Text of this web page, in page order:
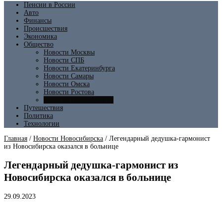
Пенсии в России
Авто
Финансы
Происшествия
Экономика
Общество
Новости Москвы
Новости СПБ
Новости Екатеринбурга
Новости Самары
Новости Омска
Новости Ростова
Путешествия
Политика
Технологии
Главная / Новости Новосибирска / Легендарный дедушка-гармонист
из Новосибирска оказался в больнице
Легендарный дедушка-гармонист из
Новосибирска оказался в больнице
29.09.2023